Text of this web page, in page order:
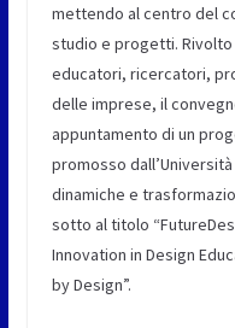
mettendo al centro del
studio e progetti.
educatori, ricercatori,
delle imprese, il
appuntamento di un
promosso
dinamiche e
sotto al titolo
Innovation in Design
by Design”.